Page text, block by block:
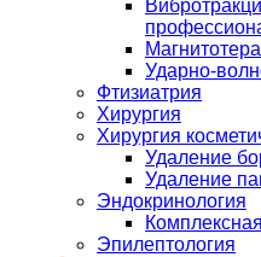
Ударно-
Фтизиатрия
Хирургия
Хирургия
Удаление
Удаление
Эндокринология
Эпилептология